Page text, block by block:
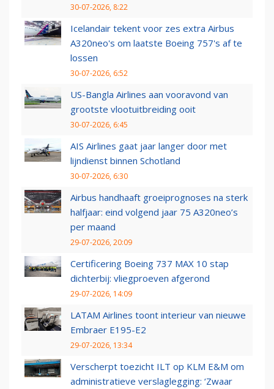
30-07-2026, 8:22
Icelandair tekent voor zes extra Airbus
A320neo's om laatste Boeing 757's af te
lossen
30-07-2026, 6:52
US-Bangla Airlines aan vooravond van
grootste vlootuitbreiding ooit
30-07-2026, 6:45
AIS Airlines gaat jaar langer door met
lijndienst binnen Schotland
30-07-2026, 6:30
Airbus handhaaft groeiprognoses na sterk
halfjaar: eind volgend jaar 75 A320neo’s
per maand
29-07-2026, 20:09
Certificering Boeing 737 MAX 10 stap
dichterbij: vliegproeven afgerond
29-07-2026, 14:09
LATAM Airlines toont interieur van nieuwe
Embraer E195-E2
29-07-2026, 13:34
Verscherpt toezicht ILT op KLM E&M om
administratieve verslaglegging: ‘Zwaar